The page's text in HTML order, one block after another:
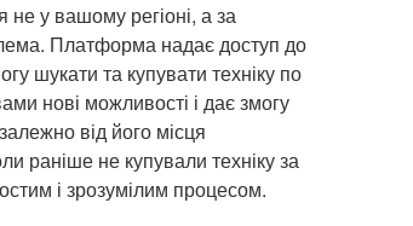
не у вашому регіоні, а за
Платформа надає доступ до
шукати та купувати техніку по
нові можливості і дає змогу
від його місця
раніше не купували техніку за
і зрозумілим процесом.